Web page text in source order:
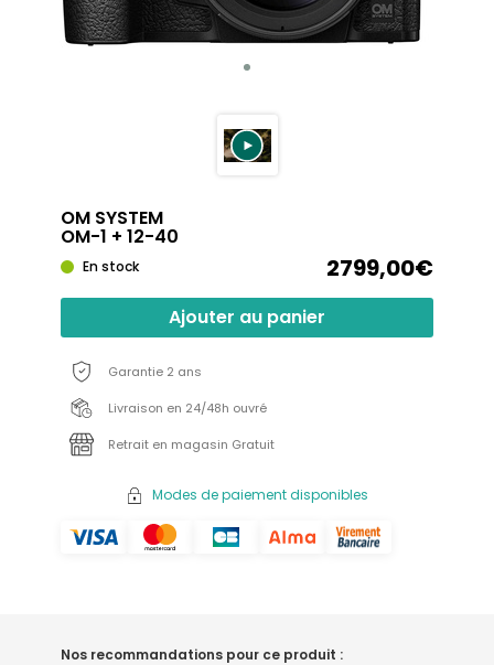
OM SYSTEM
OM-1 + 12-40
En stock 2799,00€
Ajouter au panier
Garantie 2 ans
Livraison en 24/48h ouvré
Retrait en magasin Gratuit
Modes de paiement disponibles
Nos recommandations pour ce produit :